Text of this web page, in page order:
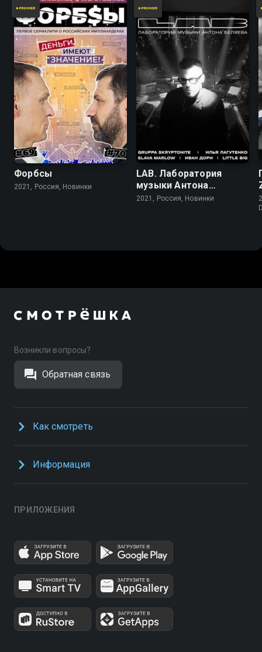
Форбсы
2021, Россия, Новинки
LAB. Лаборатория
музыки Антона
Беляева
2021, Россия, Новинки
Возникли вопросы?
Обратная связь
Как смотреть
Информация
ПРИЛОЖЕНИЯ